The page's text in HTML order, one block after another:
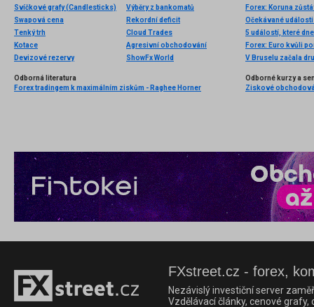
Svíčkové grafy (Candlesticks)
Swapová cena
Tenký trh
Kotace
Devizové rezervy
Výběry z bankomatů
Rekordní deficit
Cloud Trades
Agresivní obchodování
ShowFx World
Očekávané
5 událostí, které
V Bruselu začala
Odborná literatura
Forex tradingem k maximálním ziskům - Raghee Horner
Odborné kurzy a
FXstreet.cz - forex,
Nezávislý investiční server
Vzdělávací články, cenové